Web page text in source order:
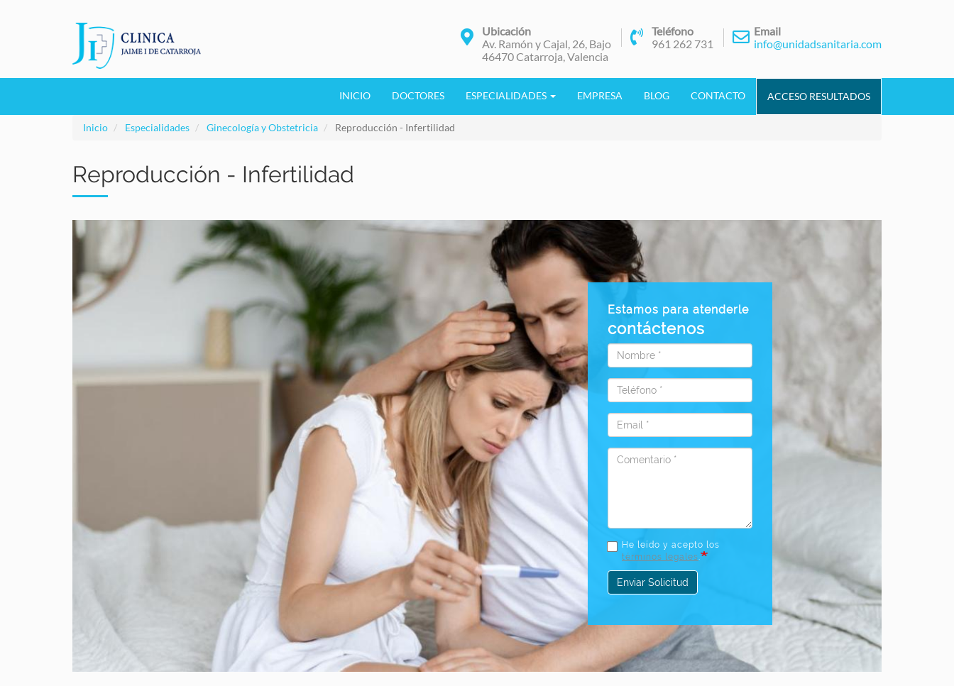
Ubicación
Av. Ramón y Cajal, 26, Bajo
46470 Catarroja, Valencia
Teléfono
961 262 731
Email
info@unidadsanitaria.com
INICIO DOCTORES ESPECIALIDADES EMPRESA BLOG CONTACTO ACCESO RESULTADOS
Inicio Especialidades Ginecología y Obstetricia Reproducción - Infertilidad
Estamos para atenderle
contáctenos
Nombre
Teléfono
Email
Comentario
He leído y acepto los
términos legales.
Enviar Solicitud
Reproducción - Infertilidad